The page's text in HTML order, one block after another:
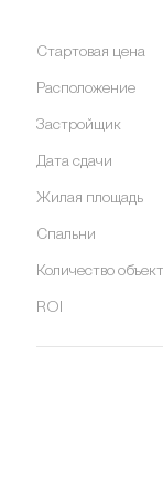
Стартовая цена
Расположение
Застройщик
Дата сдачи
Жилая площадь
Спальни
Количество
ROI